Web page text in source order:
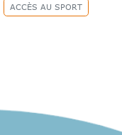
ACCÈS AU SPORT